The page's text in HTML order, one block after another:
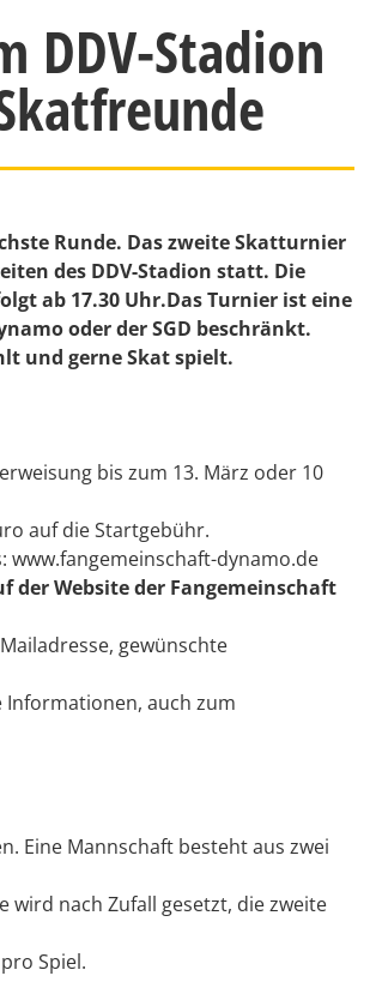
DDV-Stadion
Runde. Das zweite Skatturnier
des DDV-Stadion statt. Die
ab 17.30 Uhr.Das Turnier ist eine
oder der SGD beschränkt.
und gerne Skat spielt.
bis zum 13. März oder 10
auf die Startgebühr.
dynamo.de
der Website der Fangemeinschaft
gewünschte
auch zum
Eine Mannschaft besteht aus zwei
wird nach Zufall gesetzt, die zweite
Spiel.